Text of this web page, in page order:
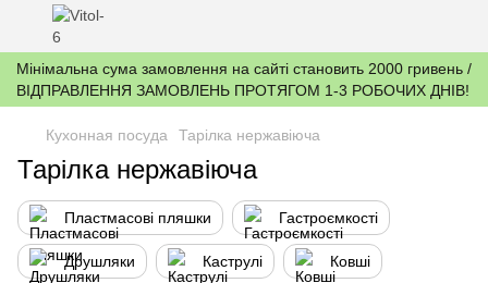
Мінімальна сума замовлення на сайті становить 2000 гривень /
ВІДПРАВЛЕННЯ ЗАМОВЛЕНЬ ПРОТЯГОМ 1-3 РОБОЧИХ ДНІВ!
Кухонная посуда Тарілка нержавіюча
Тарілка нержавіюча
Пластмасові пляшки Гастроємкості
Друшляки Каструлі Ковші